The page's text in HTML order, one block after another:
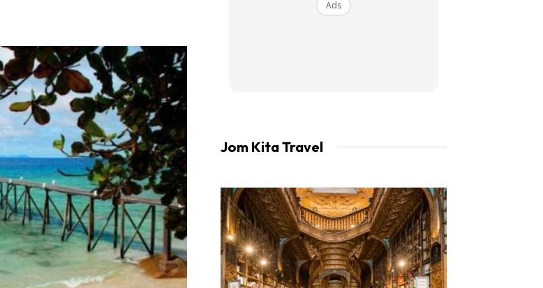
download
KLIK DI SEENI
Ads
Jom Kita Travel